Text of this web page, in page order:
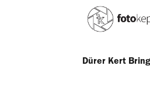
Dürer Kert